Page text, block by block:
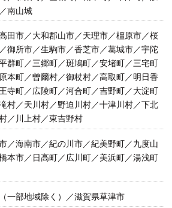
南山城
田市／大和郡山市／天理市／橿原市／桜
御所市／生駒市／香芝市／葛城市／宇陀
群町／三郷町／斑鳩町／安堵町／三宅町
本町／曽爾村／御杖村／高取町／明日香
寺町／広陵町／河合町／吉野町／大淀町
村／天川村／野迫川村／十津川村／下北
／川上村／東吉野村
／海南市／紀の川市／紀美野町／九度山
本市／日高町／広川町／美浜町／湯浅町
一部地域除く）／滋賀県草津市